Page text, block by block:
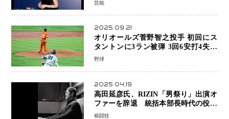
芸能
2025.09.21
オリオールズ菅野智之投手 初回にス
タントンに3ラン被弾 3回6安打4失点
で降板
野球
2025.04.19
高田延彦氏、RIZIN「男祭り」出演オ
ファーを辞退 統括本部長時代の役目
「すでに終えています」と明言
格闘技